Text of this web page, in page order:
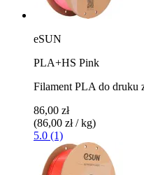
eSUN
PLA+HS Pink
Filament PLA do druku
86,00 zł
(86,00 zł / kg)
5.0 (1)